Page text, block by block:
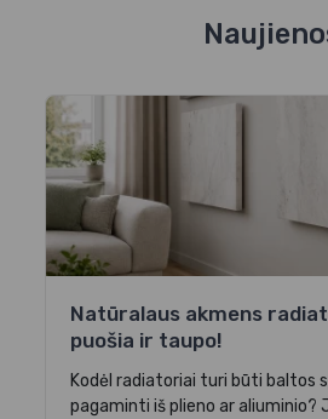
Natūralaus akmens
puošia ir taupo!
Kodėl radiatoriai turi būti baltos
pagaminti iš plieno ar aliuminio?